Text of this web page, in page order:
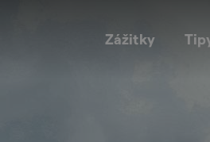
Zážitky